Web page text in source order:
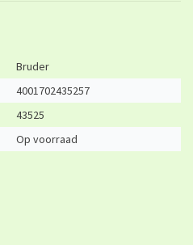
Bruder
4001702435257
43525
Op voorraad